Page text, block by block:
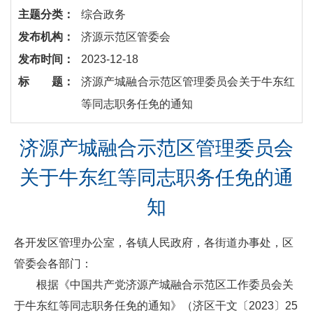
主题分类：
综合政务
发布机构：
济源示范区管委会
发布时间：
2023-12-18
标 题：
济源产城融合示范区管理委员会关于牛东红
等同志职务任免的通知
济源产城融合示范区管理委员会
关于牛东红等同志职务任免的通
知
各开发区管理办公室，各镇人民政府，各街道办事处，区
管委会各部门：
根据《中国共产党济源产城融合示范区工作委员会关
于牛东红等同志职务任免的通知》（济区干文〔2023〕25